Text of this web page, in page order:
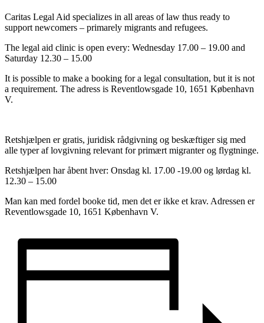
Caritas Legal Aid specializes in all areas of law thus ready to
support newcomers – primarely migrants and refugees.
The legal aid clinic is open every: Wednesday 17.00 – 19.00 and
Saturday 12.30 – 15.00
It is possible to make a booking for a legal consultation, but it is not
a requirement. The adress is Reventlowsgade 10, 1651 København
V.
Retshjælpen er gratis, juridisk rådgivning og beskæftiger sig med
alle typer af lovgivning relevant for primært migranter og flygtninge.
Retshjælpen har åbent hver: Onsdag kl. 17.00 -19.00 og lørdag kl.
12.30 – 15.00
Man kan med fordel booke tid, men det er ikke et krav. Adressen er
Reventlowsgade 10, 1651 København V.